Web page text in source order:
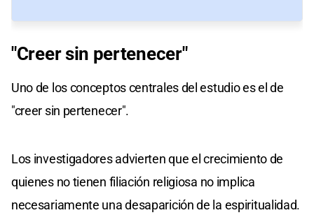
"Creer sin pertenecer"
Uno de los conceptos centrales del estudio es el de
"creer sin pertenecer".
Los investigadores advierten que el crecimiento de
quienes no tienen filiación religiosa no implica
necesariamente una desaparición de la espiritualidad.